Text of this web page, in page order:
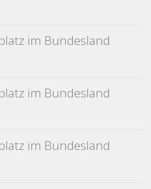
im Bundesland
im Bundesland
im Bundesland